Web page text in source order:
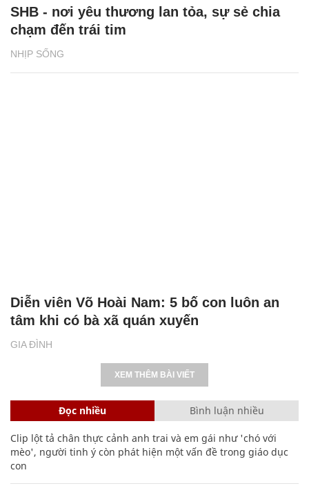
NHỊP SỐNG
SHB - nơi yêu thương lan tỏa, sự sẻ chia
chạm đến trái tim
GIA ĐÌNH
Diễn viên Võ Hoài Nam: 5 bố con luôn an
tâm khi có bà xã quán xuyến
XEM THÊM BÀI VIẾT
Đọc nhiều Bình luận nhiều
Clip lột tả chân thực cảnh anh trai và em gái như 'chó với
mèo', người tinh ý còn phát hiện một vấn đề trong giáo dục
con